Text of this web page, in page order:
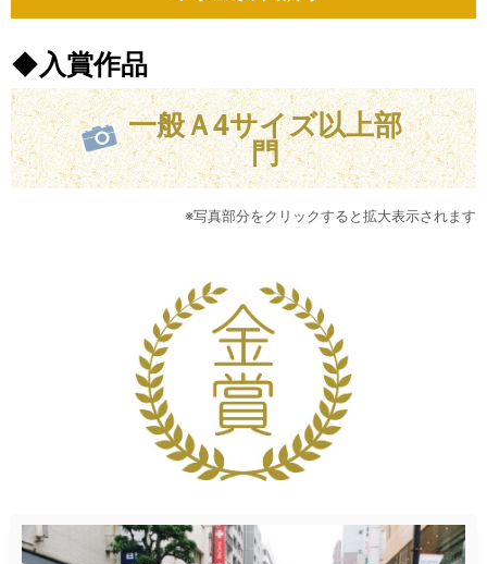
◆入賞作品
一般Ａ4サイズ以上部
門
※写真部分をクリックすると拡大表示されます